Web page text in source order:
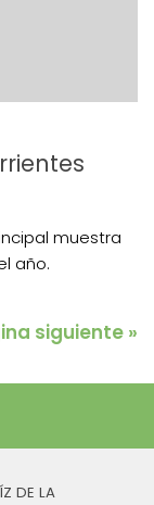
muestra
año.
siguiente »
DE LA